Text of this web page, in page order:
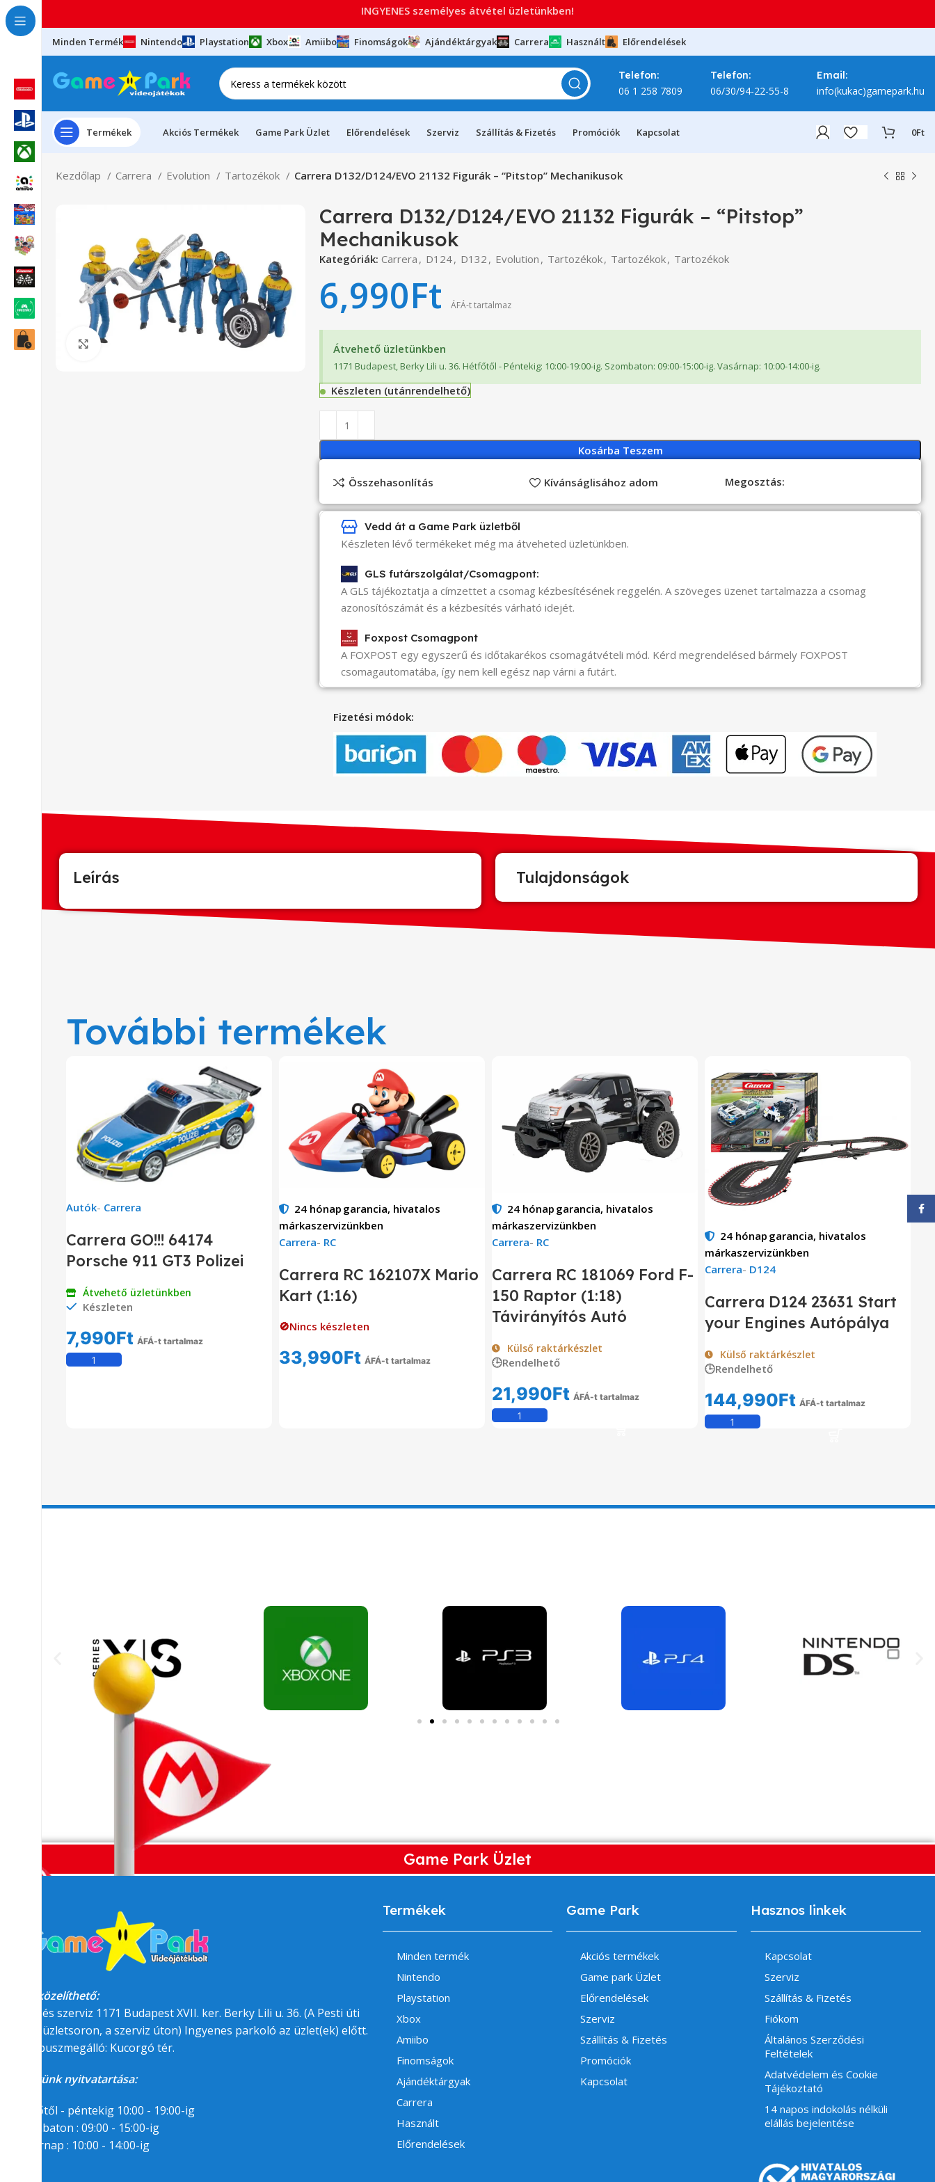
Segítségre van
Minden Termék Nintendo Playstation Xbox Amiibo Finomságok Ajándéktárgyak Carrera Használt Előrendelések
Telefon:
06 1 258 7809
Telefon:
06/30/94-22-55-8
Email:
info(kukac)gamepark.hu
Termékek Akciós Termékek Game Park Üzlet Előrendelések Szerviz Szállítás & Fizetés Promóciók Kapcsolat 0Ft
Kezdőlap Carrera Evolution Tartozékok Carrera D132/D124/EVO 21132 Figurák – “Pitstop” Mechanikusok
Click to enlarge
Carrera D132/D124/EVO 21132 Figurák – “Pitstop”
Mechanikusok
Kategóriák: Carrera , D124, D132 , Evolution , Tartozékok, Tartozékok, Tartozékok
6,990Ft ÁFÁ-t tartalmaz
Átvehető üzletünkben
1171 Budapest, Berky Lili u. 36. Hétfőtől - Péntekig: 10:00-19:00-ig. Szombaton: 09:00-15:00-ig. Vasárnap: 10:00-14:00-ig.
Készleten (utánrendelhető)
Kosárba Teszem
Összehasonlítás Kívánságlisához adom Megosztás:
Vedd át a Game Park üzletből
Készleten lévő termékeket még ma átveheted üzletünkben.
GLS futárszolgálat/Csomagpont:
A GLS tájékoztatja a címzettet a csomag kézbesítésének reggelén. A szöveges üzenet tartalmazza a csomag
azonosítószámát és a kézbesítés várható idejét.
Foxpost Csomagpont
A FOXPOST egy egyszerű és időtakarékos csomagátvételi mód. Kérd megrendelésed bármely FOXPOST
csomagautomatába, így nem kell egész nap várni a futárt.
Fizetési módok:
Leírás Tulajdonságok
További termékek
Autók- Carrera
Carrera GO!!! 64174
Porsche 911 GT3 Polizei
Átvehető üzletünkben
Készleten
7,990Ft ÁFÁ-t tartalmaz
24 hónap garancia, hivatalos
márkaszervizünkben
Carrera- RC
Carrera RC 162107X Mario
Kart (1:16)
🚫Nincs készleten
33,990Ft ÁFÁ-t tartalmaz
24 hónap garancia, hivatalos
márkaszervizünkben
Carrera- RC
Carrera RC 181069 Ford F-
150 Raptor (1:18)
Távirányítós Autó
Külső raktárkészlet
🕒Rendelhető
21,990Ft ÁFÁ-t tartalmaz
24 hónap garancia, hivatalos
márkaszervizünkben
Carrera- D124
Carrera D124 23631 Start
your Engines Autópálya
Külső raktárkészlet
🕒Rendelhető
144,990Ft ÁFÁ-t tartalmaz
Game Park Üzlet
Megközelíthető:
üzlet és szerviz 1171 Budapest XVII. ker. Berky Lili u. 36. (A Pesti úti
felőli üzletsoron, a szerviz úton) Ingyenes parkoló az üzlet(ek) előtt.
BKK buszmegálló: Kucorgó tér.
Üzletünk nyitvatartása:
Hétfőtől - péntekig 10:00 - 19:00-ig
Szombaton : 09:00 - 15:00-ig
Vasárnap : 10:00 - 14:00-ig
Termékek
Minden termék
Nintendo
Playstation
Xbox
Amiibo
Finomságok
Ajándéktárgyak
Carrera
Használt
Előrendelések
Game Park
Akciós termékek
Game park Üzlet
Előrendelések
Szerviz
Szállítás & Fizetés
Promóciók
Kapcsolat
Hasznos linkek
Kapcsolat
Szerviz
Szállítás & Fizetés
Fiókom
Általános Szerződési
Feltételek
Adatvédelem és Cookie
Tájékoztató
14 napos indokolás nélküli
elállás bejelentése
INGYENES személyes átvétel üzletünkben!